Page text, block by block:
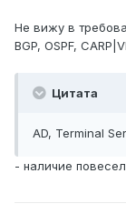
Не вижу в
BGP, OSPF,
Цитата
AD, Terminal
- наличие